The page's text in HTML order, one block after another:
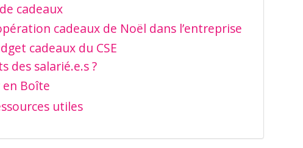
cadeaux
cadeaux de Noël dans l’entreprise
cadeaux du CSE
des salarié.e.s ?
en Boîte
utiles